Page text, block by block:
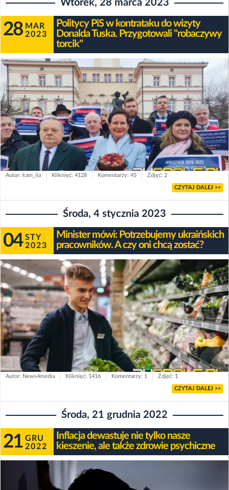
Wtorek, 28 marca 2023
28 MAR
2023
Politycy PiS w kontrataku do wizyty
Donalda Tuska. Przygotowali "robaczywy
torcik"
Autor: kam_ila Kliknięć: 4128 Komentarzy: 45 Zdjęć: 2
CZYTAJ DALEJ >>
Środa, 4 stycznia 2023
04 STY
2023
Minister mówi: Potrzebujemy ukraińskich
pracowników. A czy oni chcą zostać?
Autor: News4media Kliknięć: 1416 Komentarzy: 1 Zdjęć: 1
CZYTAJ DALEJ >>
Środa, 21 grudnia 2022
21 GRU
2022
Inflacja dewastuje nie tylko nasze
kieszenie, ale także zdrowie psychiczne